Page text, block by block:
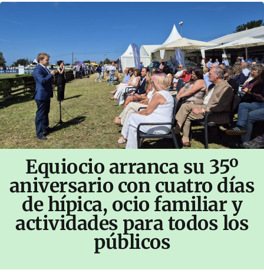
Equiocio arranca su 35º
aniversario con cuatro días
de hípica, ocio familiar y
actividades para todos los
públicos